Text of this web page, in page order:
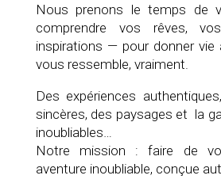
Nous prenons le temps de
comprendre vos rêves,
inspirations — pour donner vie
vous ressemble, vraiment.
Des expériences
sincères, des paysages et la
inoubliables…
Notre mission : faire de
aventure inoubliable, conçue